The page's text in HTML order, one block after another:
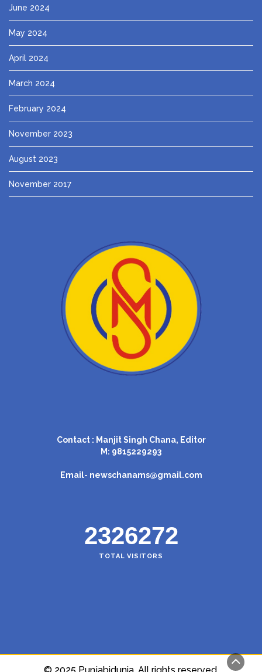
June 2024
May 2024
April 2024
March 2024
February 2024
November 2023
August 2023
November 2017
Contact : Manjit Singh Chana, Editor
M: 9815229293
Email- newschanams@gmail.com
2326272
TOTAL VISITORS